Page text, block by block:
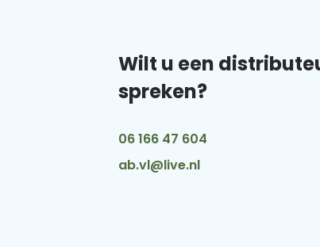
Wilt u een
spreken?
06 166 47 604
ab.vl@live.nl